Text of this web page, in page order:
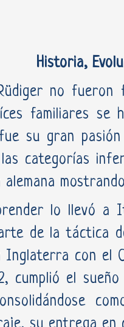
Historia,
no fueron
familiares se
su gran
categorías
alemana
lo llevó a
de la táctica
Inglaterra con el
cumplió el